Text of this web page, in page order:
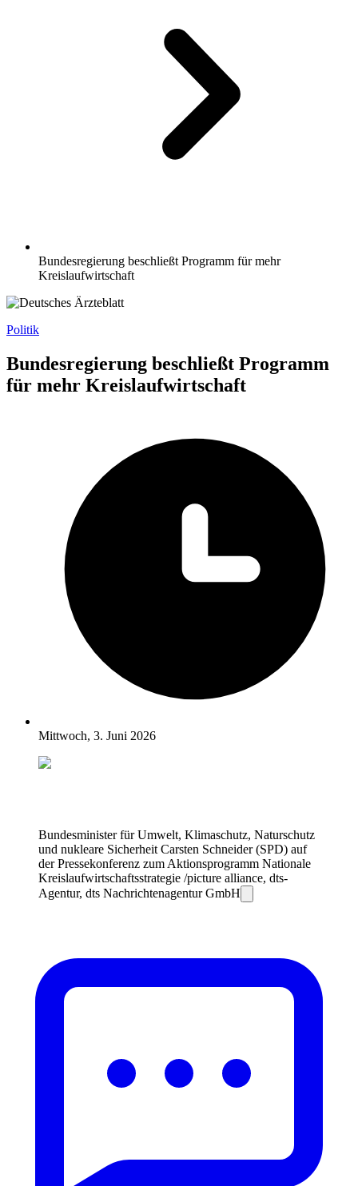
Bundesregierung beschließt Programm für mehr
Kreislaufwirtschaft
Politik
Bundesregierung beschließt Programm
für mehr Kreislaufwirtschaft
Mittwoch, 3. Juni 2026
Bundesminister für Umwelt, Klimaschutz, Naturschutz
und nukleare Sicherheit Carsten Schneider (SPD) auf
der Pressekonferenz zum Aktionsprogramm Nationale
Kreislaufwirtschaftsstrategie /picture alliance, dts-
Agentur, dts Nachrichtenagentur GmbH